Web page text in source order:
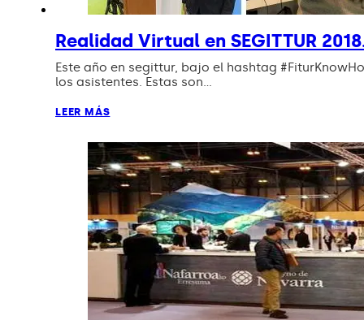
Realidad Virtual en SEGITTUR
Este año en segittur, bajo el hashtag
los asistentes. Estas son…
LEER MÁS